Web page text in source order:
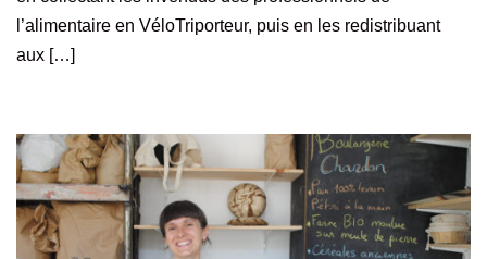
l’alimentaire en VéloTriporteur, puis en les redistribuant
aux […]